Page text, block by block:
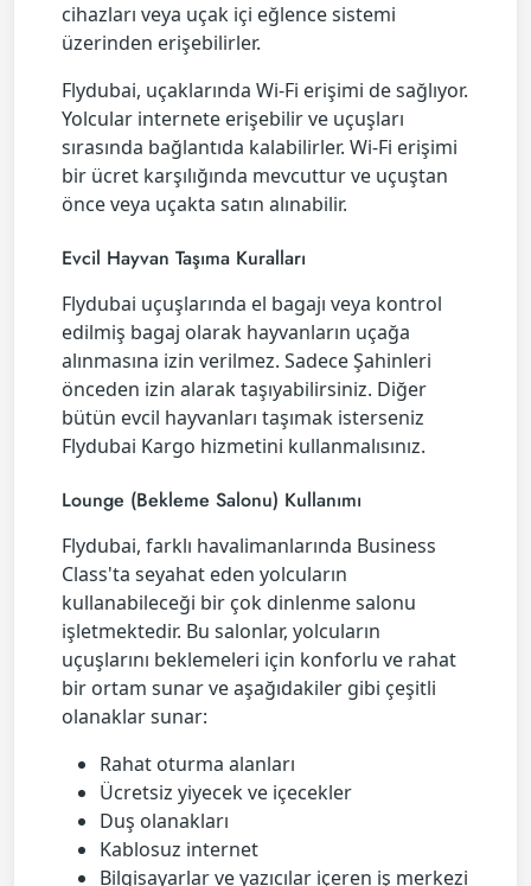
cihazları veya uçak içi eğlence sistemi
üzerinden erişebilirler.
Flydubai, uçaklarında Wi-Fi erişimi de sağlıyor.
Yolcular internete erişebilir ve uçuşları
sırasında bağlantıda kalabilirler. Wi-Fi erişimi
bir ücret karşılığında mevcuttur ve uçuştan
önce veya uçakta satın alınabilir.
Evcil Hayvan Taşıma Kuralları
Flydubai uçuşlarında el bagajı veya kontrol
edilmiş bagaj olarak hayvanların uçağa
alınmasına izin verilmez. Sadece Şahinleri
önceden izin alarak taşıyabilirsiniz. Diğer
bütün evcil hayvanları taşımak isterseniz
Flydubai Kargo hizmetini kullanmalısınız.
Lounge (Bekleme Salonu) Kullanımı
Flydubai, farklı havalimanlarında Business
Class'ta seyahat eden yolcuların
kullanabileceği bir çok dinlenme salonu
işletmektedir. Bu salonlar, yolcuların
uçuşlarını beklemeleri için konforlu ve rahat
bir ortam sunar ve aşağıdakiler gibi çeşitli
olanaklar sunar:
Rahat oturma alanları
Ücretsiz yiyecek ve içecekler
Duş olanakları
Kablosuz internet
Bilgisayarlar ve yazıcılar içeren iş merkezi